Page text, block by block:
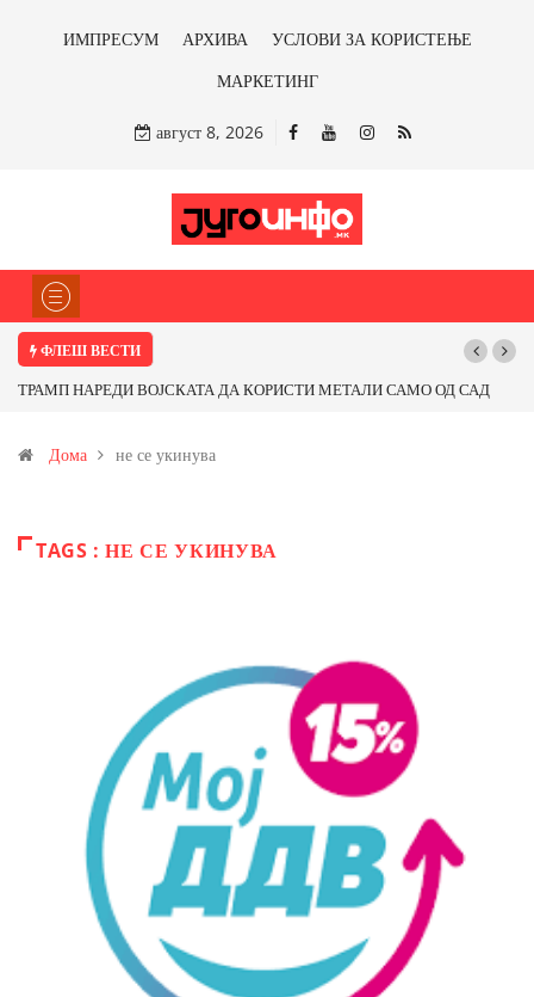
ИМПРЕСУМ АРХИВА
УСЛОВИ ЗА КОРИСТЕЊЕ
МАРКЕТИНГ
август 8, 2026
ФЛЕШ ВЕСТИ
ТРАМП НАРЕДИ ВОЈСКАТА ДА КОРИСТИ МЕТАЛИ САМО ОД САД
Иловица и со антимонот?
Дома не се укинува
TAGS : НЕ СЕ УКИНУВА